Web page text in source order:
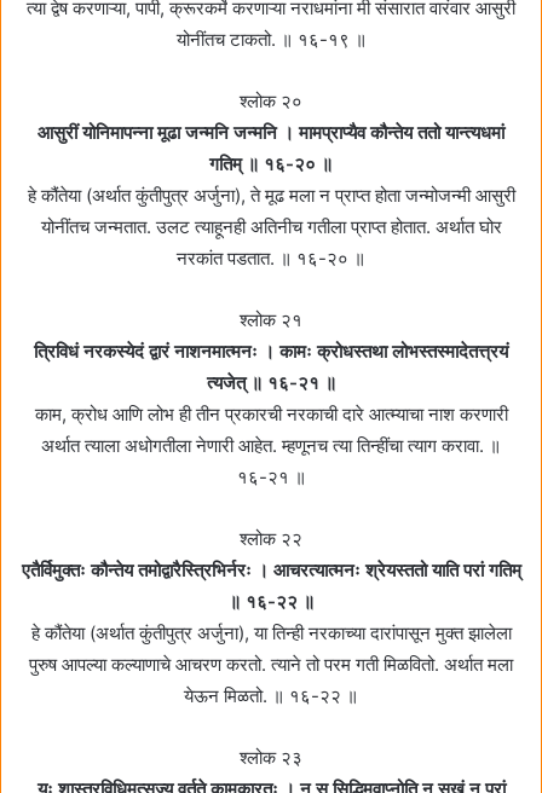
त्या द्वेष करणाऱ्या, पापी, क्रूरकर्मे करणाऱ्या नराधमांना मी संसारात वारंवार आसुरी
योनींतच टाकतो. ॥ १६-१९ ॥
श्लोक २०
आसुरीं योनिमापन्ना मूढा जन्मनि जन्मनि । मामप्राप्यैव कौन्तेय ततो यान्त्यधमां
गतिम्‌ ॥ १६-२० ॥
हे कौंतेया (अर्थात कुंतीपुत्र अर्जुना), ते मूढ मला न प्राप्त होता जन्मोजन्मी आसुरी
योनींतच जन्मतात. उलट त्याहूनही अतिनीच गतीला प्राप्त होतात. अर्थात घोर
नरकांत पडतात. ॥ १६-२० ॥
श्लोक २१
त्रिविधं नरकस्येदं द्वारं नाशनमात्मनः । कामः क्रोधस्तथा लोभस्तस्मादेतत्त्रयं
त्यजेत्‌ ॥ १६-२१ ॥
काम, क्रोध आणि लोभ ही तीन प्रकारची नरकाची दारे आत्म्याचा नाश करणारी
अर्थात त्याला अधोगतीला नेणारी आहेत. म्हणूनच त्या तिन्हींचा त्याग करावा. ॥
१६-२१ ॥
श्लोक २२
एतैर्विमुक्तः कौन्तेय तमोद्वारैस्त्रिभिर्नरः । आचरत्यात्मनः श्रेयस्ततो याति परां गतिम्‌
॥ १६-२२ ॥
हे कौंतेया (अर्थात कुंतीपुत्र अर्जुना), या तिन्ही नरकाच्या दारांपासून मुक्त झालेला
पुरुष आपल्या कल्याणाचे आचरण करतो. त्याने तो परम गती मिळवितो. अर्थात मला
येऊन मिळतो. ॥ १६-२२ ॥
श्लोक २३